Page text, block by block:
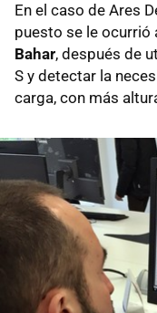
En el caso de Ares
puesto se le ocurrió
Bahar, después de
S y detectar la
carga, con más